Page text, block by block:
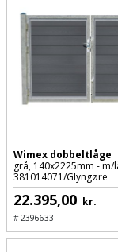
Wimex dobbeltlåge
grå, 140x2225mm - m/
381014071/Glyngøre
22.395,00 kr.
#2396633